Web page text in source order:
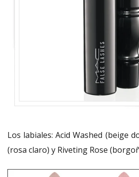
Los labiales: Acid Washed (beige
(rosa claro) y Riveting Rose